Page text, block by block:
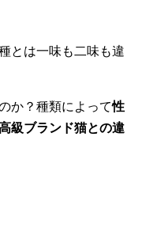
とは一味も二味も違
か？種類によって性
級ブランド猫との違